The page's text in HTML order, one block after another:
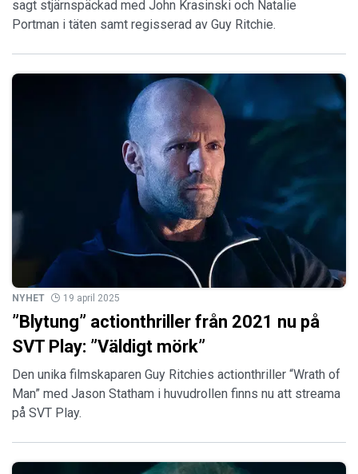
sagt stjärnspäckad med John Krasinski och Natalie
Portman i täten samt regisserad av Guy Ritchie.
NYHET 19 april 2025
”Blytung” actionthriller från 2021 nu på
SVT Play: ”Väldigt mörk”
Den unika filmskaparen Guy Ritchies actionthriller “Wrath of
Man” med Jason Statham i huvudrollen finns nu att streama
på SVT Play.